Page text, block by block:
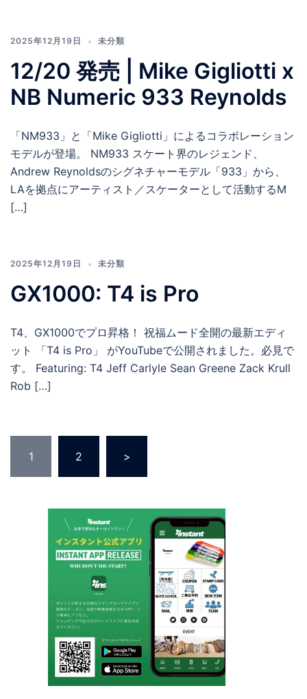
2025年12月19日 未分類
12/20 発売 | Mike Gigliotti x
NB Numeric 933 Reynolds
「NM933」と「Mike Gigliotti」によるコラボレーション
モデルが登場。 NM933 スケート界のレジェンド、
Andrew Reynoldsのシグネチャーモデル「933」から、
LAを拠点にアーティスト／スケーターとして活動するM
[…]
2025年12月19日 未分類
GX1000: T4 is Pro
T4、GX1000でプロ昇格！ 祝福ムード全開の最新エディ
ット 「T4 is Pro」 がYouTubeで公開されました。必見で
す。 Featuring: T4 Jeff Carlyle Sean Greene Zack Krull
Rob […]
の
1 2 >